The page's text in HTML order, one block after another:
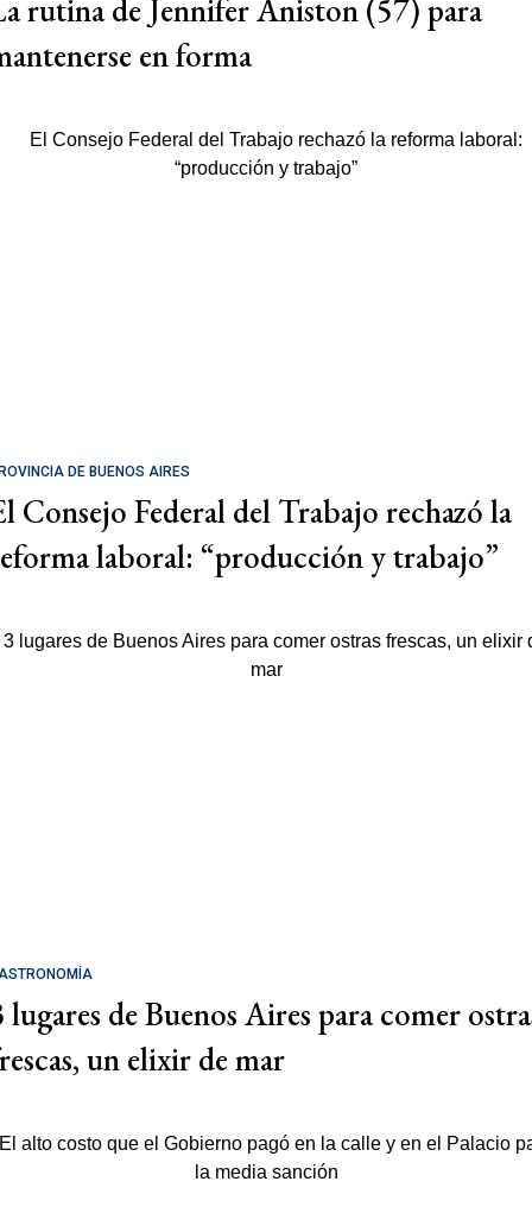
rutina de Jennifer Aniston (57) para
en forma
DE BUENOS AIRES
Consejo Federal del Trabajo rechazó la
laboral: “producción y trabajo”
lugares de Buenos Aires para comer
un elixir de mar